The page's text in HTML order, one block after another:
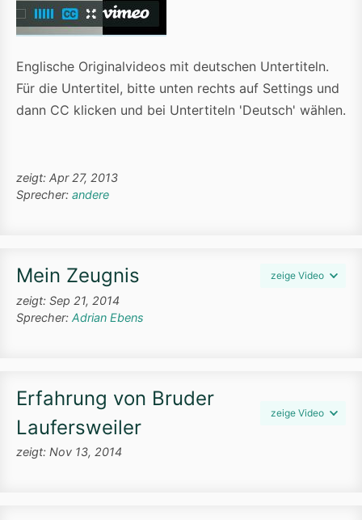
Englische Originalvideos mit deutschen Untertiteln.
Für die Untertitel, bitte unten rechts auf Settings und
dann CC klicken und bei Untertiteln 'Deutsch' wählen.
zeigt: Apr 27, 2013
Sprecher: andere
Mein Zeugnis zeige Video
zeigt: Sep 21, 2014
Sprecher: Adrian Ebens
Erfahrung von Bruder
Laufersweiler
zeige Video
zeigt: Nov 13, 2014